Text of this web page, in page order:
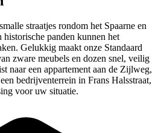
straatjes rondom het Spaarne en
panden kunnen het
Gelukkig maakt onze Standaard
zware meubels en dozen snel, veilig
naar een appartement aan de Zijlweg,
bedrijventerrein in Frans Halsstraat,
voor uw situatie.